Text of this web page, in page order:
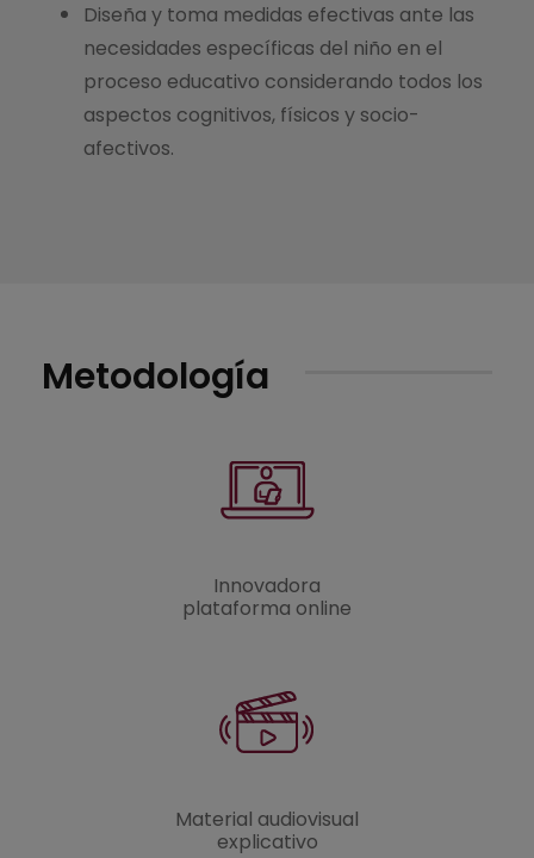
Diseña y toma medidas efectivas ante las
necesidades específicas del niño en el
proceso educativo considerando todos los
aspectos cognitivos, físicos y socio-
afectivos.
Metodología
Innovadora
plataforma online
Material audiovisual
explicativo